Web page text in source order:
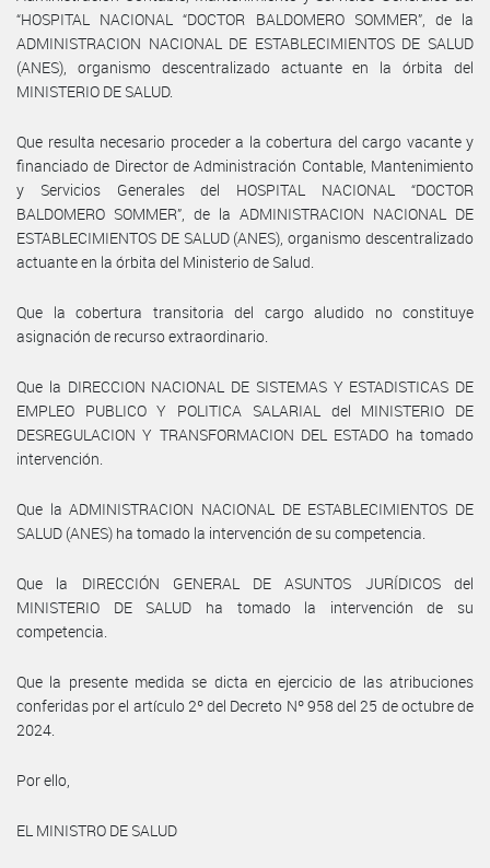
“HOSPITAL NACIONAL “DOCTOR BALDOMERO SOMMER”, de la
ADMINISTRACION NACIONAL DE ESTABLECIMIENTOS DE SALUD
(ANES), organismo descentralizado actuante en la órbita del
MINISTERIO DE SALUD.
Que resulta necesario proceder a la cobertura del cargo vacante y
financiado de Director de Administración Contable, Mantenimiento
y Servicios Generales del HOSPITAL NACIONAL “DOCTOR
BALDOMERO SOMMER”, de la ADMINISTRACION NACIONAL DE
ESTABLECIMIENTOS DE SALUD (ANES), organismo descentralizado
actuante en la órbita del Ministerio de Salud.
Que la cobertura transitoria del cargo aludido no constituye
asignación de recurso extraordinario.
Que la DIRECCION NACIONAL DE SISTEMAS Y ESTADISTICAS DE
EMPLEO PUBLICO Y POLITICA SALARIAL del MINISTERIO DE
DESREGULACION Y TRANSFORMACION DEL ESTADO ha tomado
intervención.
Que la ADMINISTRACION NACIONAL DE ESTABLECIMIENTOS DE
SALUD (ANES) ha tomado la intervención de su competencia.
Que la DIRECCIÓN GENERAL DE ASUNTOS JURÍDICOS del
MINISTERIO DE SALUD ha tomado la intervención de su
competencia.
Que la presente medida se dicta en ejercicio de las atribuciones
conferidas por el artículo 2º del Decreto Nº 958 del 25 de octubre de
2024.
Por ello,
EL MINISTRO DE SALUD